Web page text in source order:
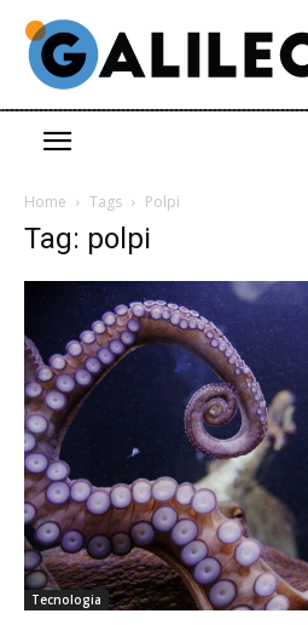
Home Tags Polpi
Tag: polpi
Tecnologia